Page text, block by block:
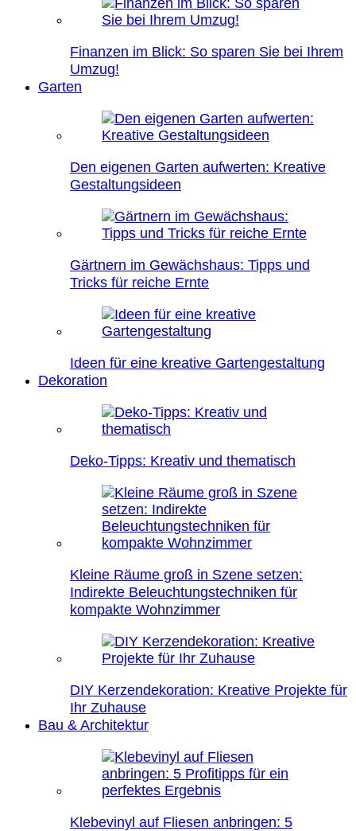
Finanzen im Blick: So sparen Sie bei Ihrem
Umzug!
Garten
Den eigenen Garten aufwerten: Kreative
Gestaltungsideen
Gärtnern im Gewächshaus: Tipps und
Tricks für reiche Ernte
Ideen für eine kreative Gartengestaltung
Dekoration
Deko-Tipps: Kreativ und thematisch
Kleine Räume groß in Szene setzen:
Indirekte Beleuchtungstechniken für
kompakte Wohnzimmer
DIY Kerzendekoration: Kreative Projekte für
Ihr Zuhause
Bau & Architektur
Klebevinyl auf Fliesen anbringen: 5